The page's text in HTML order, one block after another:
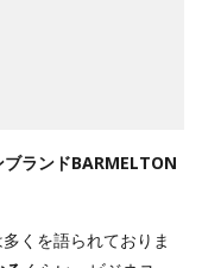
ランドBARMELTON
くを語られておりま